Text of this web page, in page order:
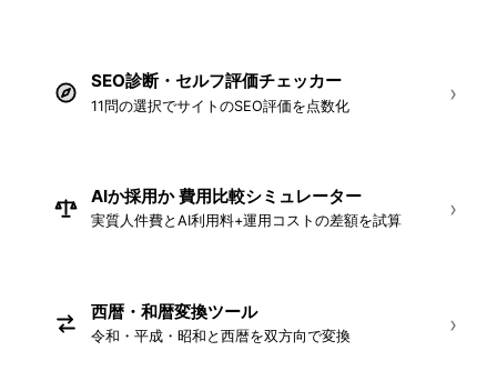
SEO診断・セルフ評価チェッカー
11問の選択でサイトのSEO評価を点数化 ›
AIか採用か 費用比較シミュレーター
実質人件費とAI利用料+運用コストの差額を試算 ›
西暦・和暦変換ツール
令和・平成・昭和と西暦を双方向で変換 ›